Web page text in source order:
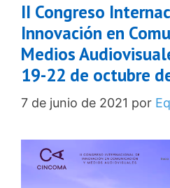
II Congreso
Innovación en
Medios
19-22 de octubre
7 de junio de 2021 por